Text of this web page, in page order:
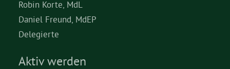
Robin Korte, MdL
Daniel Freund, MdEP
Delegierte
Aktiv werden